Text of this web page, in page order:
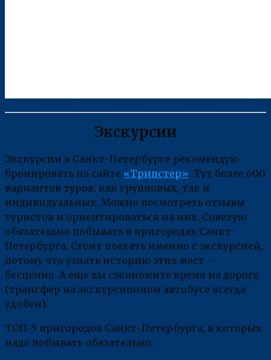
Экскурсии
Экскурсии в Санкт-Петербурге рекомендую
бронировать на сайте «Трипстер». Тут более 600
вариантов туров: как групповых, так и
индивидуальных. Можно посмотреть отзывы
туристов и ориентироваться на них. Советую
обязательно побывать в пригородах Санкт-
Петербурга. Стоит поехать именно с экскурсией,
потому что узнать историю этих мест –
бесценно. А еще вы сэкономите время на дорогу
(трансфер на экскурсионном автобусе всегда
удобен).
ТОП-5 пригородов Санкт-Петербурга, в которых
надо побывать обязательно: